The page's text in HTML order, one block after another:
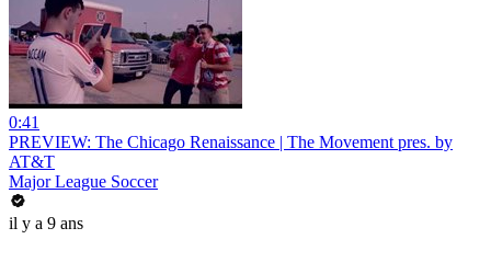
0:41
PREVIEW: The Chicago Renaissance | The Movement pres. by
AT&T
Major League Soccer
il y a 9 ans